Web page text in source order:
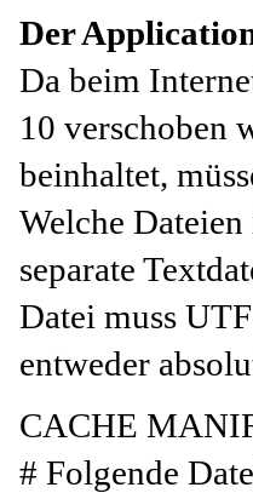
Der
Da beim
10 verschoben
beinhaltet,
Welche
separate
Datei muss
entweder
CACHE
# Folgende